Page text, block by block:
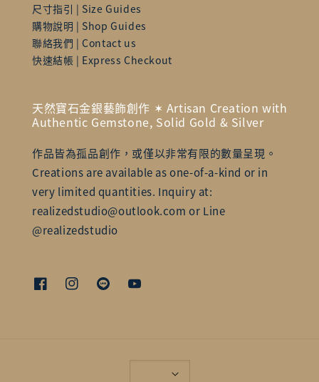
尺寸指引 | Size Guides
購物說明 | Shop Guides
聯絡我們 | Contact us
快速結帳 | Express Checkout
天然寶石金銀藝飾創作 ✶ Artisan Creation with
Authentic Gemstone, Solid Gold & Silver
作品皆為孤品創作，或僅以非常有限的數量呈現。
Creations are available as one-of-a-kind or in
very limited quantities. Inquiry at:
realizedstudio@outlook.com or Line
@realizedstudio